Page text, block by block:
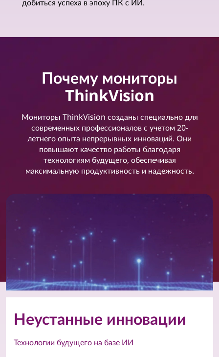
добиться успеха в эпоху ПК с ИИ.
Почему мониторы
ThinkVision
Мониторы ThinkVision созданы специально для
современных профессионалов с учетом 20-
летнего опыта непрерывных инноваций. Они
повышают качество работы благодаря
технологиям будущего, обеспечивая
максимальную продуктивность и надежность.
Неустанные инновации
Технологии будущего на базе ИИ